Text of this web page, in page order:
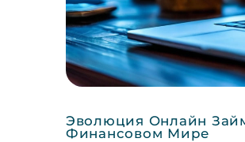
Эволюция Онлайн
Финансовом Мире